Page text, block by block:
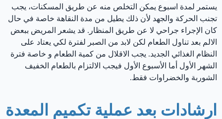
يستمر لمدة اسبوع يمكن التخلص منه عن طريق المسكنات، يجب
تجنب الحركة والجهد لأن ذلك يطيل من مدة النقاهة خاصة في حال
كان الإجراء جراحي لا عن طريق المنظار. قد يشعر المريض ببعض
الالم بعد تناول الطعام لكن لابد من الصبر لفترة لكي يعتاد على
النظام الغذائي الجديد. يجب الاقلال من كمية الطعام و خاصة فترة
الشهر الأول أما الأسبوع الأول فيجب الالتزام بالطعام الخفيف
الشوربة والخضراوات فقط.
ارشادات بعد عملية تكميم المعدة